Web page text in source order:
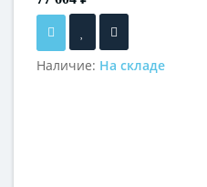
Наличие: На складе